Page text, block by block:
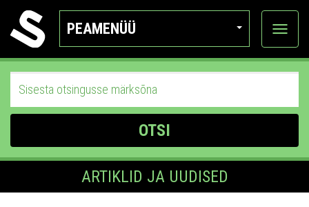
PEAMENÜÜ
Ava
OTSI
ARTIKLID JA UUDISED